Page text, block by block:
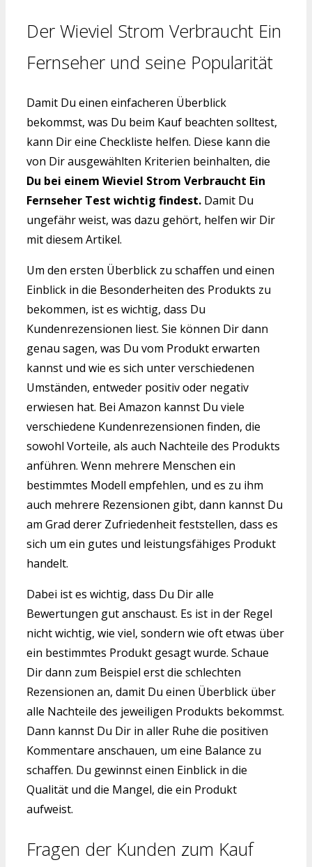
Der Wieviel Strom Verbraucht Ein
Fernseher und seine Popularität
Damit Du einen einfacheren Überblick
bekommst, was Du beim Kauf beachten solltest,
kann Dir eine Checkliste helfen. Diese kann die
von Dir ausgewählten Kriterien beinhalten, die
Du bei einem Wieviel Strom Verbraucht Ein
Fernseher Test wichtig findest. Damit Du
ungefähr weist, was dazu gehört, helfen wir Dir
mit diesem Artikel.
Um den ersten Überblick zu schaffen und einen
Einblick in die Besonderheiten des Produkts zu
bekommen, ist es wichtig, dass Du
Kundenrezensionen liest. Sie können Dir dann
genau sagen, was Du vom Produkt erwarten
kannst und wie es sich unter verschiedenen
Umständen, entweder positiv oder negativ
erwiesen hat. Bei Amazon kannst Du viele
verschiedene Kundenrezensionen finden, die
sowohl Vorteile, als auch Nachteile des Produkts
anführen. Wenn mehrere Menschen ein
bestimmtes Modell empfehlen, und es zu ihm
auch mehrere Rezensionen gibt, dann kannst Du
am Grad derer Zufriedenheit feststellen, dass es
sich um ein gutes und leistungsfähiges Produkt
handelt.
Dabei ist es wichtig, dass Du Dir alle
Bewertungen gut anschaust. Es ist in der Regel
nicht wichtig, wie viel, sondern wie oft etwas über
ein bestimmtes Produkt gesagt wurde. Schaue
Dir dann zum Beispiel erst die schlechten
Rezensionen an, damit Du einen Überblick über
alle Nachteile des jeweiligen Produkts bekommst.
Dann kannst Du Dir in aller Ruhe die positiven
Kommentare anschauen, um eine Balance zu
schaffen. Du gewinnst einen Einblick in die
Qualität und die Mangel, die ein Produkt
aufweist.
Fragen der Kunden zum Kauf